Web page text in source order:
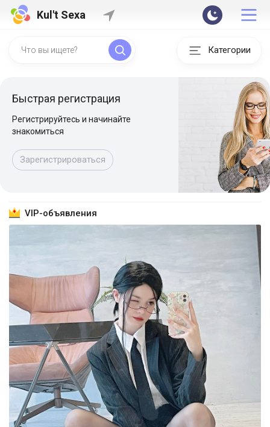
Kul't Sexa
Категории
Быстрая регистрация
Регистрируйтесь и начинайте
знакомиться
Зарегистрироваться
VIP-объявления